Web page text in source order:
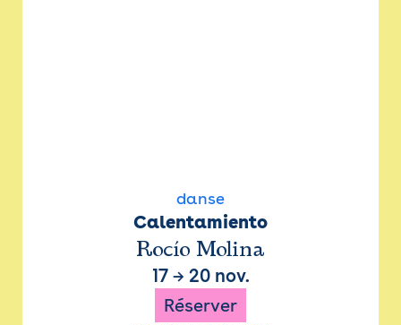
danse
Calentamiento
Rocío Molina
17→ 20 nov.
Réserver